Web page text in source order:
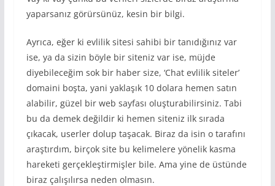
yaparsanız görürsünüz, kesin bir bilgi.
Ayrıca, eğer ki evlilik sitesi sahibi bir tanıdığınız var
ise, ya da sizin böyle bir siteniz var ise, müjde
diyebileceğim sok bir haber size, ‘Chat evlilik siteler’
domaini boşta, yani yaklaşık 10 dolara hemen satın
alabilir, güzel bir web sayfası oluşturabilirsiniz. Tabi
bu da demek değildir ki hemen siteniz ilk sırada
çıkacak, userler dolup taşacak. Biraz da isin o tarafını
araştırdım, birçok site bu kelimelere yönelik kasma
hareketi gerçekleştirmişler bile. Ama yine de üstünde
biraz çalışılırsa neden olmasın.